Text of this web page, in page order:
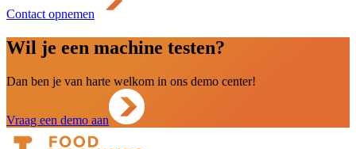
Contact opnemen
Wil je een machine testen?
Dan ben je van harte welkom in ons demo center!
Vraag een demo aan